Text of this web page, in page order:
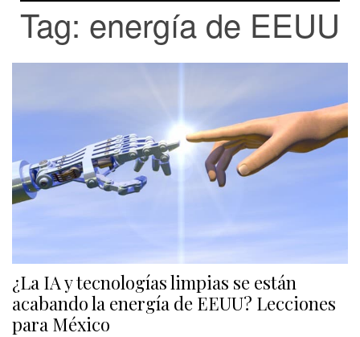
Tag: energía de EEUU
¿La IA y tecnologías limpias se están
acabando la energía de EEUU? Lecciones
para México